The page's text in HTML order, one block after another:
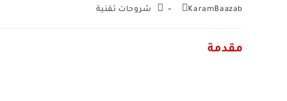
Post
KaramBaazab
Post
شروحات تقنية
مقدمة